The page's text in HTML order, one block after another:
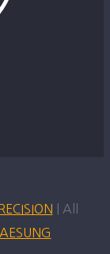
| All